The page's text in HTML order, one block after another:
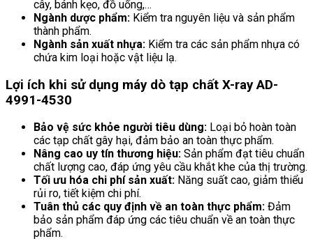
cây, bánh kẹo, đồ uống,…
Ngành dược phẩm: Kiểm tra nguyên liệu và sản phẩm
thành phẩm.
Ngành sản xuất nhựa: Kiểm tra các sản phẩm nhựa có
chứa kim loại hoặc vật liệu lạ.
Lợi ích khi sử dụng máy dò tạp chất X-ray AD-
4991-4530
Bảo vệ sức khỏe người tiêu dùng: Loại bỏ hoàn toàn
các tạp chất gây hại, đảm bảo an toàn thực phẩm.
Nâng cao uy tín thương hiệu: Sản phẩm đạt tiêu chuẩn
chất lượng cao, đáp ứng yêu cầu khắt khe của thị trường.
Tối ưu hóa chi phí sản xuất: Năng suất cao, giảm thiểu
rủi ro, tiết kiệm chi phí.
Tuân thủ các quy định về an toàn thực phẩm: Đảm
bảo sản phẩm đáp ứng các tiêu chuẩn về an toàn thực
phẩm.